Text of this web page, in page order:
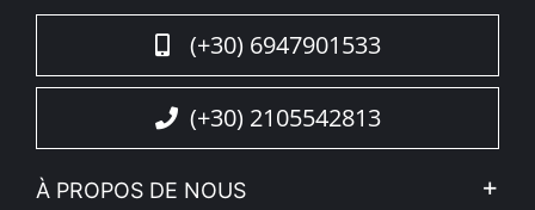
(+30) 6947901533
(+30) 2105542813
À PROPOS DE NOUS